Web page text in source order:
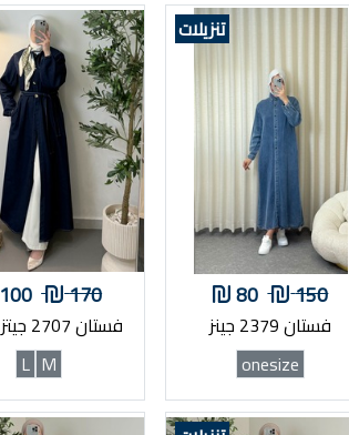
تنزيلات
150
80
فستان 2379 جينز
onesize
170
100
فستان 2707 جيتز غامق
M
L